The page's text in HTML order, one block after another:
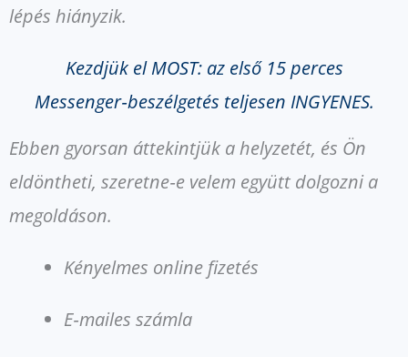
lépés hiányzik.
Kezdjük el MOST: az első 15 perces
Messenger‑beszélgetés teljesen INGYENES.
Ebben gyorsan áttekintjük a helyzetét, és Ön
eldöntheti, szeretne‑e velem együtt dolgozni a
megoldáson.
Kényelmes online fizetés
E‑mailes számla